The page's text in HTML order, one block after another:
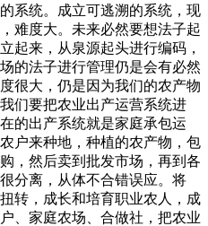
系统。成立可逃溯的系统，现
难度大。未来必然要想法子起
起来，从泉源起头进行编码，
的法子进行管理仍是会有必然
很大，仍是因为我们的农产物
们要把农业出产运营系统进
的出产系统就是家庭承包运
户来种地，种植的农产物，包
，然后卖到批发市场，再到各
分离，从体不合错误应。将
转，成长和培育职业农人，成
、家庭农场、合做社，把农业